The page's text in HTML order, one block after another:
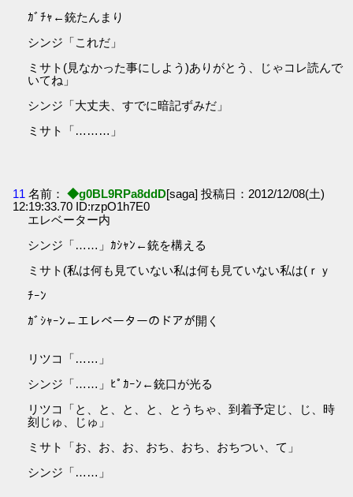
ｶﾞﾁｬ←銃たんまり
シンジ「これだ」
ミサト(見なかった事にしよう)ありがとう、じゃコレ読んで
いてね」
シンジ「大丈夫、すでに暗記ずみだ」
ミサト「………」
11 名前： ◆g0BL9RPa8ddD[saga] 投稿日：2012/12/08(土)
12:19:33.70 ID:rzpO1h7E0
エレベーター内
シンジ「……」ｶｼｬﾝ←銃を構える
ミサト(私は何も見ていない私は何も見ていない私は(ｒｙ
ﾁｰﾝ
ｶﾞｼｬｰﾝ←エレベーターのドアが開く
リツコ「……」
シンジ「……」ﾋﾟｶｰﾝ←銃口が光る
リツコ「と、と、と、と、とうちゃ、到着予定じ、じ、時
刻じゅ、じゅ」
ミサト「お、お、お、おち、おち、おちつい、て」
シンジ「……」